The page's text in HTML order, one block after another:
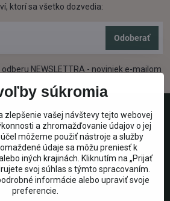
ktorí sa všetko dozvedia:
Odoberať
NEWSLETTRA - noviniek e-mailom
0908 076 622
súkromia
zlepšenie vašej návštevy tejto webovej
a zhromažďovanie údajov o jej
môžeme použiť nástroje a služby
údaje sa môžu preniesť k
iných krajinách. Kliknutím na „Prijať
svoj súhlas s týmto spracovaním.
informácie alebo upraviť svoje
preferencie.